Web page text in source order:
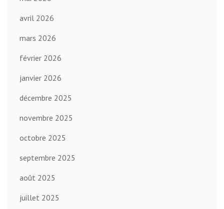
avril 2026
mars 2026
février 2026
janvier 2026
décembre 2025
novembre 2025
octobre 2025
septembre 2025
août 2025
juillet 2025